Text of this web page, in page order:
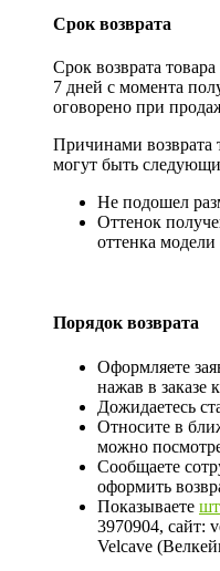
Срок возврата
Срок возврата
7 дней с момента
оговорено при
Причинами возврата
могут быть
Не подошел
Оттенок
оттенка
Порядок возврата
Оформляете
нажав в заказе
Дожидаетесь
Относите в
можно
Сообщаете
оформить
Показываете
3970904, сайт:
Velcave